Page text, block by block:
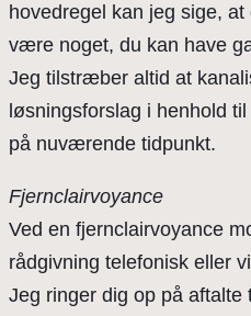
hovedregel kan jeg sige,
være noget, du kan have
Jeg tilstræber altid at
løsningsforslag i henhold
på nuværende tidpunkt.
Fjernclairvoyance
Ved en fjernclairvoyance
rådgivning telefonisk eller
Jeg ringer dig op på